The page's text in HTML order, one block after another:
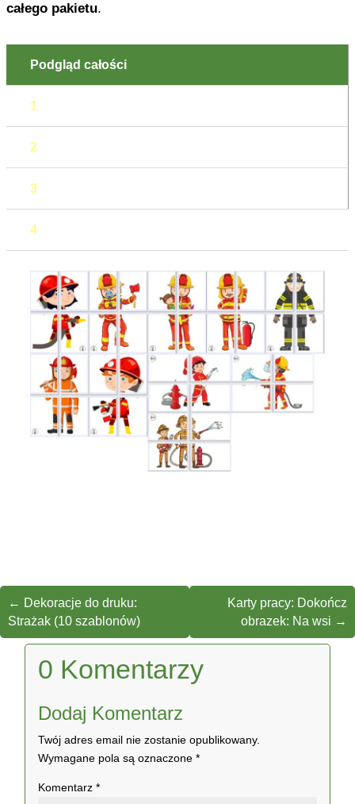
całego pakietu.
Podgląd całości
1
2
3
4
← Dekoracje do druku:
Strażak (10 szablonów)
Karty pracy: Dokończ
obrazek: Na wsi →
0 Komentarzy
Dodaj Komentarz
Twój adres email nie zostanie opublikowany.
Wymagane pola są oznaczone*
Komentarz*